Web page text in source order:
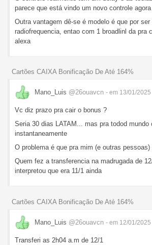
parece que está vindo um novo controle agora
Outra vantagem dê-se é modelo é que por ser
radiofrequencia, entao com 1 broadlinl da pra
alexa
Cartões CAIXA Bonificação De Até 164%
Mano_Luis @26ouavcn - em 13/01/2025
Vc diz prazo pra cair o bonus ?
Seria 30 dias LATAM... mas pra todod mundo
instantaneamente
O problema é que pra mim (e outras pessoas)
Quem fez a transferencia na madrugada de
interpretou que era 11/1 ainda
Cartões CAIXA Bonificação De Até 164%
Mano_Luis @26ouavcn - em 12/01/2025
Transferi as 2h04 a.m de 12/1